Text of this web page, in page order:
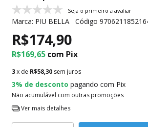
Seja o primeiro a avaliar
Marca: PIU BELLA Código
R$174,90
R$169,65 com Pix
3x de R$58,30 sem juros
3% de desconto pagando com Pix
Não acumulável com outras promoções
Ver mais detalhes